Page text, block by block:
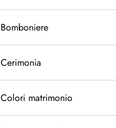
Bomboniere
Cerimonia
Colori matrimonio